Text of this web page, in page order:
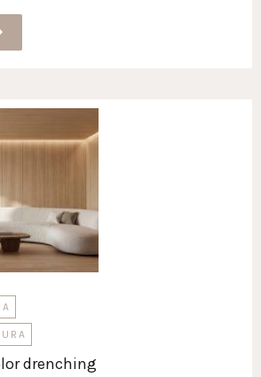
drenching